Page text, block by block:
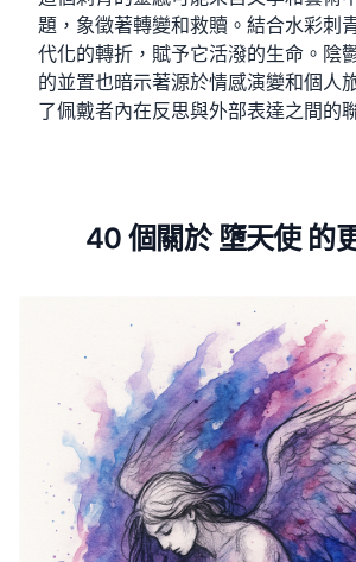
題，象徵著轉變和救贖。結合水彩刺
代化的轉折，賦予它活潑的生命。陰
的並置也暗示著源於情感演變和個人
了佩戴者內在反思與外部表達之間的
40 個關於 墮天使 的